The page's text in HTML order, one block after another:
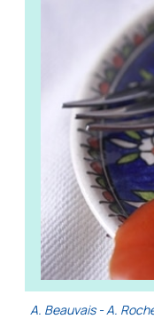
A. Beauvais - A.